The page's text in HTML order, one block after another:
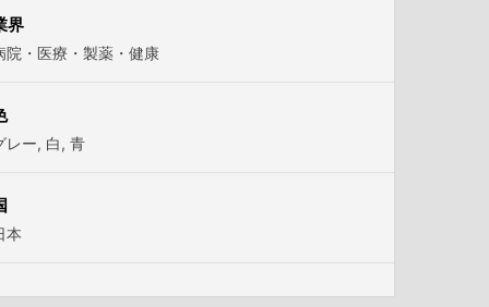
界
院・医療・製薬・健康
レー, 白, 青
本